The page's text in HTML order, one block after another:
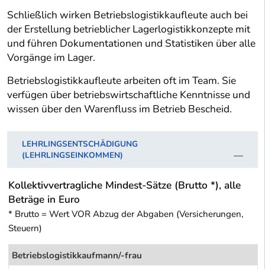
Schließlich wirken Betriebslogistikkaufleute auch bei
der Erstellung betrieblicher Lagerlogistikkonzepte mit
und führen Dokumentationen und Statistiken über alle
Vorgänge im Lager.
Betriebslogistikkaufleute arbeiten oft im Team. Sie
verfügen über betriebswirtschaftliche Kenntnisse und
wissen über den Warenfluss im Betrieb Bescheid.
LEHRLINGSENTSCHÄDIGUNG
(LEHRLINGSEINKOMMEN)
Kollektivvertragliche Mindest-Sätze (Brutto *), alle
Beträge in Euro
* Brutto = Wert VOR Abzug der Abgaben (Versicherungen,
Steuern)
Betriebslogistikkaufmann/-frau